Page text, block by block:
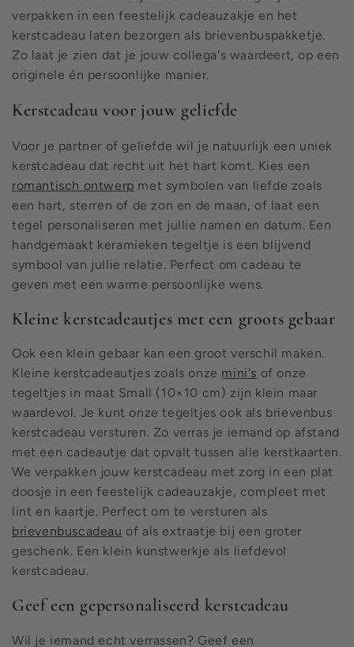
verpakken in een feestelijk cadeauzakje en het
kerstcadeau laten bezorgen als brievenbuspakketje.
Zo laat je zien dat je jouw collega's waardeert, op een
originele én persoonlijke manier.
Kerstcadeau voor jouw geliefde
Voor je partner of geliefde wil je natuurlijk een uniek
kerstcadeau dat recht uit het hart komt. Kies een
romantisch ontwerp met symbolen van liefde zoals
een hart, sterren of de zon en de maan, of laat een
tegel personaliseren met jullie namen en datum. Een
handgemaakt keramieken tegeltje is een blijvend
symbool van jullie relatie. Perfect om cadeau te
geven met een warme persoonlijke wens.
Kleine kerstcadeautjes met een groots gebaar
Ook een klein gebaar kan een groot verschil maken.
Kleine kerstcadeautjes zoals onze mini's of onze
tegeltjes in maat Small (10×10 cm) zijn klein maar
waardevol. Je kunt onze tegeltjes ook als brievenbus
kerstcadeau versturen. Zo verras je iemand op afstand
met een cadeautje dat opvalt tussen alle kerstkaarten.
We verpakken jouw kerstcadeau met zorg in een plat
doosje in een feestelijk cadeauzakje, compleet met
lint en kaartje. Perfect om te versturen als
brievenbuscadeau of als extraatje bij een groter
geschenk. Een klein kunstwerkje als liefdevol
kerstcadeau.
Geef een gepersonaliseerd kerstcadeau
Wil je iemand echt verrassen? Geef een